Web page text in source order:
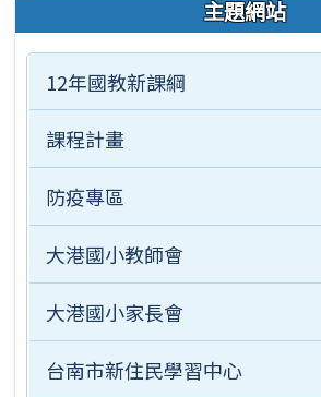
主題網站
12年國教新課綱
課程計畫
防疫專區
大港國小教師會
大港國小家長會
台南市新住民學習中心